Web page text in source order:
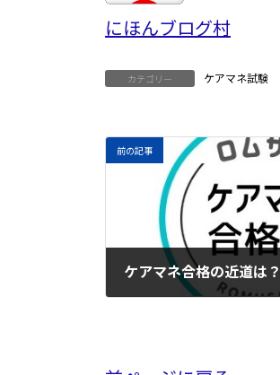
にほんブログ村
カテゴリー ケアマネ試験
前の記事
ケアマネ合格の近道は？
2022年11月4日